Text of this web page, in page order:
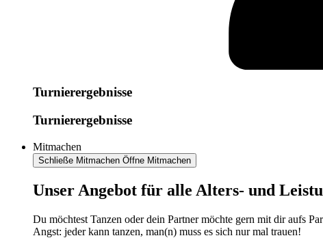
Turnierergebnisse
Turnierergebnisse
Mitmachen
Schließe Mitmachen Öffne Mitmachen
​​​Unser Angebot für alle Alters- und
Du möchtest Tanzen oder dein Partner möchte gern mit dir aufs
Angst: jeder kann tanzen, man(n) muss es sich nur mal trauen!